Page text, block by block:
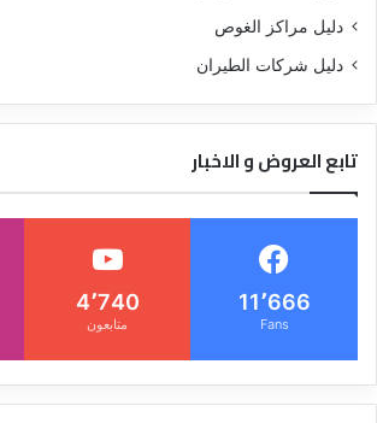
دليل مراكز الغوص
دليل شركات الطيران
تابع العروض و الاخبار
11٬666
Fans
4٬740
متابعون